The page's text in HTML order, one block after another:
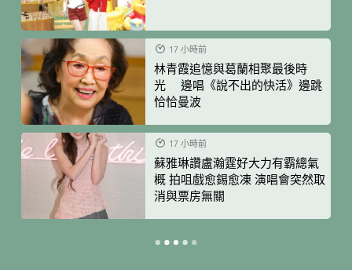
17 小時前
林青霞追憶與葛蘭相聚最後時
光 邊唱《說不出的快活》邊跳
恰恰曼波
17 小時前
蘇雅琳讚盧瀚霆好大力有霸總氣
概 拍咀戲愈錫愈凍 演唱會突然取
消與票房無關